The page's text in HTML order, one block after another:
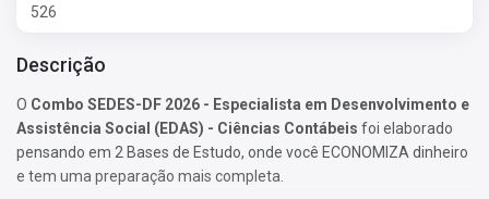
526
Descrição
O Combo SEDES-DF 2026 - Especialista em Desenvolvimento e
Assistência Social (EDAS) - Ciências Contábeis foi elaborado
pensando em 2 Bases de Estudo, onde você ECONOMIZA dinheiro
e tem uma preparação mais completa.